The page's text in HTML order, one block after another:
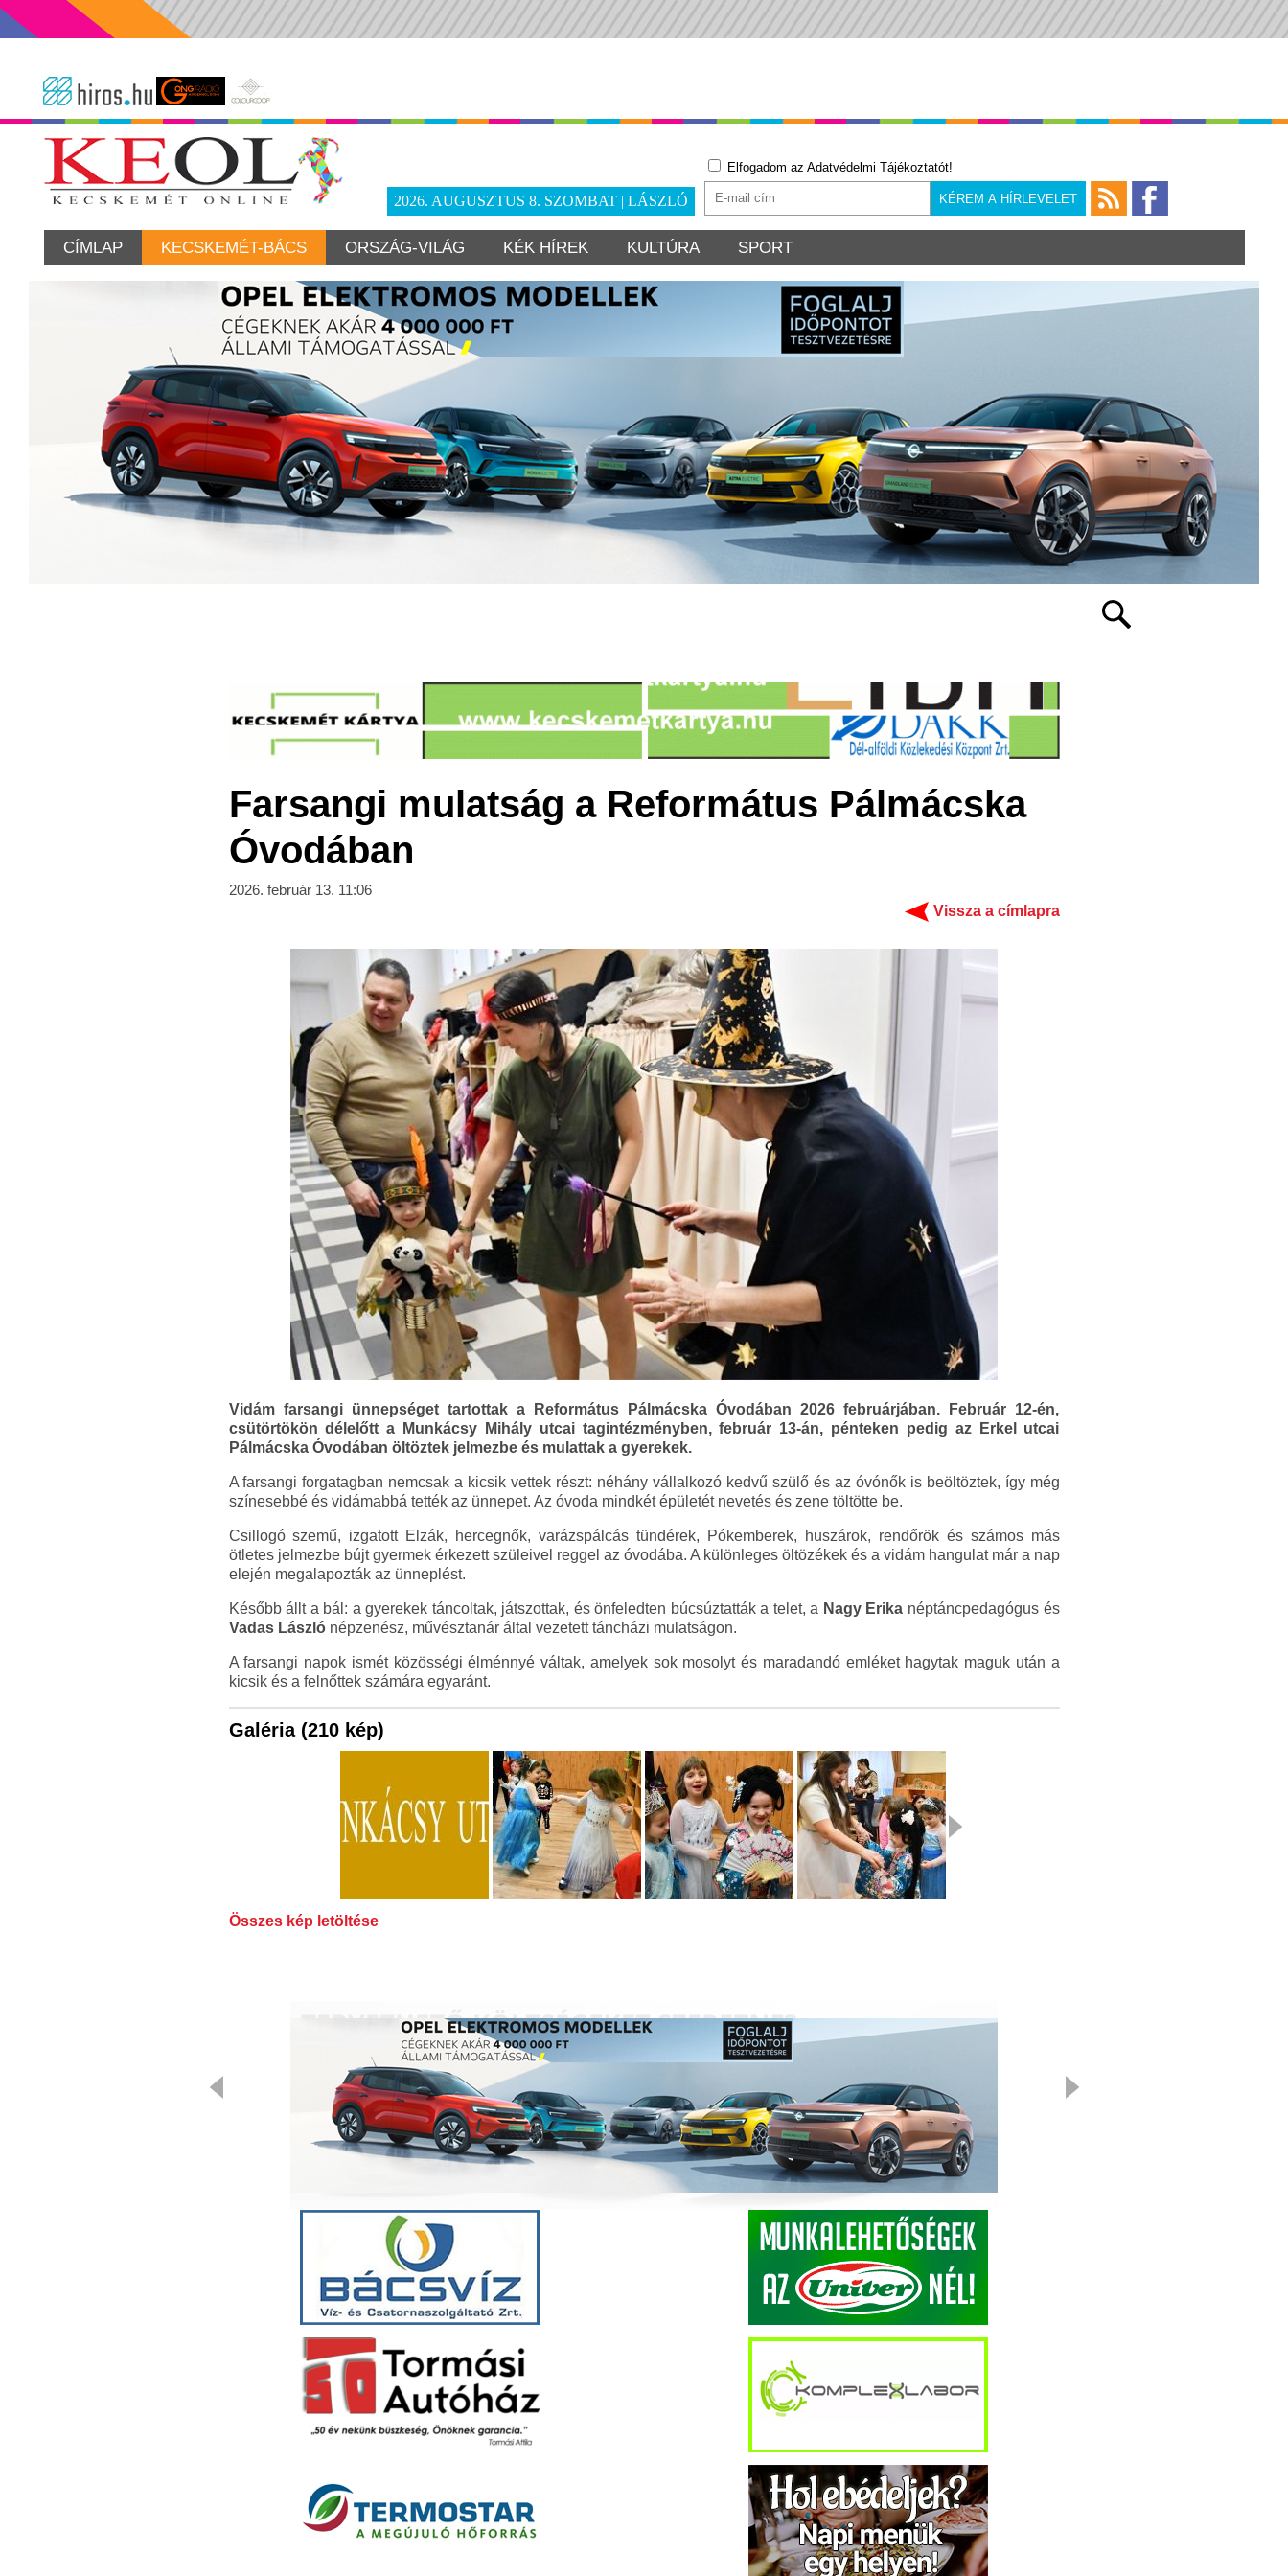
2026. AUGUSZTUS 8. SZOMBAT | LÁSZLÓ
Elfogadom az Adatvédelmi Tájékoztatót!
CÍMLAP KECSKEMÉT-BÁCS ORSZÁG-VILÁG KÉK HÍREK KULTÚRA SPORT
Farsangi mulatság a Református Pálmácska
Óvodában
2026. február 13. 11:06
Vissza a címlapra
Vidám farsangi ünnepséget tartottak a Református Pálmácska Óvodában 2026 februárjában. Február 12-én,
csütörtökön délelőtt a Munkácsy Mihály utcai tagintézményben, február 13-án, pénteken pedig az Erkel utcai
Pálmácska Óvodában öltöztek jelmezbe és mulattak a gyerekek.
A farsangi forgatagban nemcsak a kicsik vettek részt: néhány vállalkozó kedvű szülő és az óvónők is beöltöztek, így még
színesebbé és vidámabbá tették az ünnepet. Az óvoda mindkét épületét nevetés és zene töltötte be.
Csillogó szemű, izgatott Elzák, hercegnők, varázspálcás tündérek, Pókemberek, huszárok, rendőrök és számos más
ötletes jelmezbe bújt gyermek érkezett szüleivel reggel az óvodába. A különleges öltözékek és a vidám hangulat már a nap
elején megalapozták az ünneplést.
Később állt a bál: a gyerekek táncoltak, játszottak, és önfeledten búcsúztatták a telet, a Nagy Erika néptáncpedagógus és
Vadas Lászlónépzenész, művésztanár által vezetett táncházi mulatságon.
A farsangi napok ismét közösségi élménnyé váltak, amelyek sok mosolyt és maradandó emléket hagytak maguk után a
kicsik és a felnőttek számára egyaránt.
Galéria (210 kép)
Összes kép letöltése